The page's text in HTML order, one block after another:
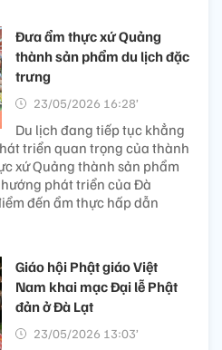
Đưa ẩm thực xứ Quảng
thành sản phẩm du lịch đặc
trưng
23/05/2026 16:28’
Du lịch đang tiếp tục khẳng
triển quan trọng của thành
xứ Quảng thành sản phẩm
phát triển của Đà
đến ẩm thực hấp dẫn
Giáo hội Phật giáo Việt
Nam khai mạc Đại lễ Phật
đản ở Đà Lạt
23/05/2026 13:03’